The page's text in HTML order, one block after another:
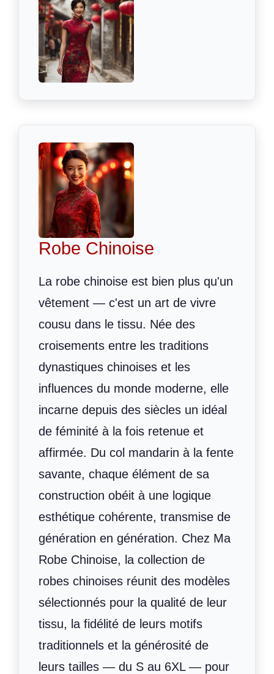
Robe Chinoise
La robe chinoise est bien plus qu'un
vêtement — c'est un art de vivre
cousu dans le tissu. Née des
croisements entre les traditions
dynastiques chinoises et les
influences du monde moderne, elle
incarne depuis des siècles un idéal
de féminité à la fois retenue et
affirmée. Du col mandarin à la fente
savante, chaque élément de sa
construction obéit à une logique
esthétique cohérente, transmise de
génération en génération. Chez Ma
Robe Chinoise, la collection de
robes chinoises réunit des modèles
sélectionnés pour la qualité de leur
tissu, la fidélité de leurs motifs
traditionnels et la générosité de
leurs tailles — du S au 6XL — pour